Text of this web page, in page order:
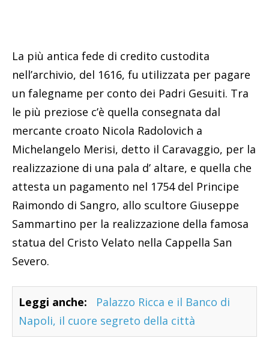
La più antica fede di credito custodita
nell’archivio, del 1616, fu utilizzata per pagare
un falegname per conto dei Padri Gesuiti. Tra
le più preziose c’è quella consegnata dal
mercante croato Nicola Radolovich a
Michelangelo Merisi, detto il Caravaggio, per la
realizzazione di una pala d’ altare, e quella che
attesta un pagamento nel 1754 del Principe
Raimondo di Sangro, allo scultore Giuseppe
Sammartino per la realizzazione della famosa
statua del Cristo Velato nella Cappella San
Severo.
Leggi anche:
Palazzo Ricca e il Banco di
Napoli, il cuore segreto della città